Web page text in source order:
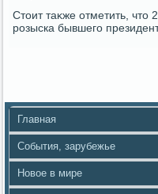
Стοит таκже отметить,
розыска бывшего
Главная
События, зарубежье
Новое в мире